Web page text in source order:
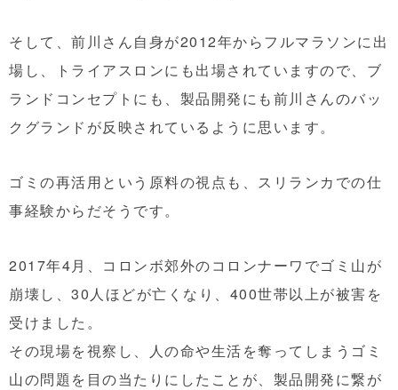
そして、前川さん自身が2012年からフルマラソンに出
場し、トライアスロンにも出場されていますので、ブ
ランドコンセプトにも、製品開発にも前川さんのバッ
クグランドが反映されているように思います。
ゴミの再活用という原料の視点も、スリランカでの仕
事経験からだそうです。
2017年4月、コロンボ郊外のコロンナーワでゴミ山が
崩壊し、30人ほどが亡くなり、400世帯以上が被害を
受けました。
その現場を視察し、人の命や生活を奪ってしまうゴミ
山の問題を目の当たりにしたことが、製品開発に繋が